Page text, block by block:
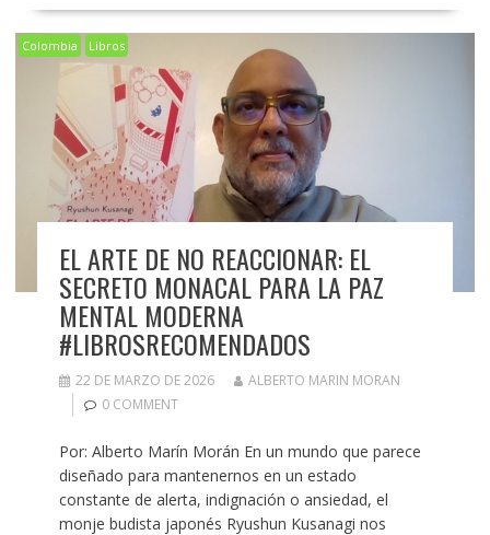
Colombia Libros
EL ARTE DE NO REACCIONAR: EL
SECRETO MONACAL PARA LA PAZ
MENTAL MODERNA
#LIBROSRECOMENDADOS
22 DE MARZO DE 2026
ALBERTO MARIN MORAN
0 COMMENT
Por: Alberto Marín Morán En un mundo que parece
diseñado para mantenernos en un estado
constante de alerta, indignación o ansiedad, el
monje budista japonés Ryushun Kusanagi nos